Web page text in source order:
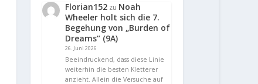
Florian152 zu Noah
Wheeler holt sich die 7.
Begehung von „Burden of
Dreams“ (9A)
26. Juni 2026
Beeindruckend, dass diese Linie
weiterhin die besten Kletterer
anzieht. Allein die Versuche auf